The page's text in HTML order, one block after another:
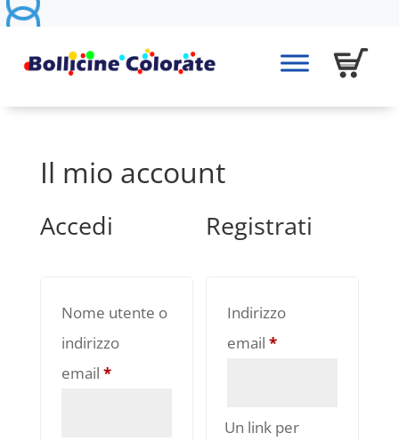
Il mio account
Accedi
Nome utente o
indirizzo
email *Richiesto
Registrati
Indirizzo
email*Richiesto
Un link per